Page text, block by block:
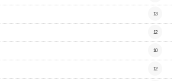
13
12
10
12